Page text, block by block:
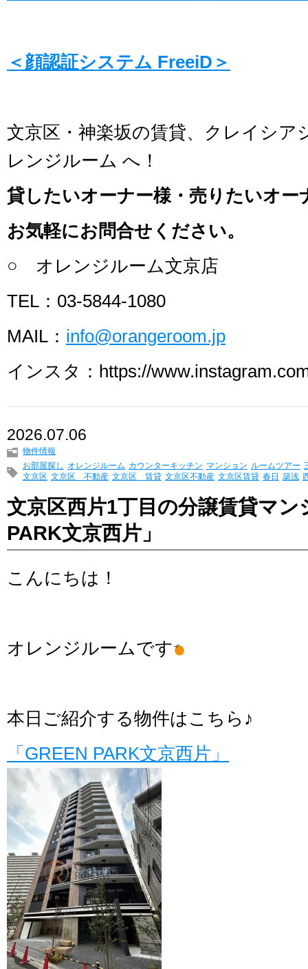
＜顔認証システム FreeiD＞
文京区・神楽坂の賃貸、クレイシア
レンジルーム へ！
貸したいオーナー様・売りたいオー
お気軽にお問合せください。
○ オレンジルーム文京店
TEL：03-5844-1080
MAIL： info@orangeroom.jp
インスタ：https://
2026.07.06
物件情報
お部屋探し オレンジルーム カウンターキッチン マンション ルームツアー
文京区 文京区 不動産 文京区 賃貸 文京区不動産 文京区賃貸 春日 築浅
文京区西片1丁目の分譲賃貸マン
PARK文京西片」
こんにちは！
オレンジルームです
本日ご紹介する物件はこちら♪
「GREEN PARK文京西片」